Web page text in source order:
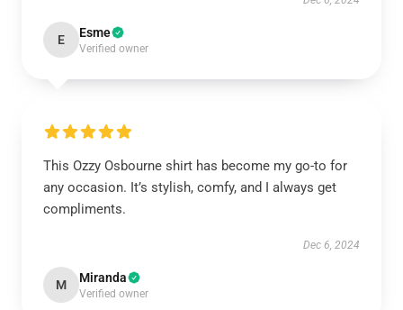
E Esme
Verified owner
This Ozzy Osbourne shirt has become my go-to for
any occasion. It’s stylish, comfy, and I always get
compliments.
Dec 6, 2024
M Miranda
Verified owner